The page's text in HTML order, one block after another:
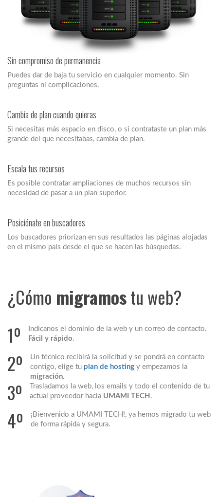
Sin compromiso de permanencia
Puedes dar de baja tu servicio en cualquier momento. Sin
preguntas ni complicaciones.
Cambia de plan cuando quieras
Si necesitas más espacio en disco, o si contrataste un plan más
grande del que necesitabas, cambia de plan.
Escala tus recursos
Es posible contratar ampliaciones de muchos recursos sin
necesidad de pasar a un plan superior.
Posiciónate en buscadores
Los buscadores priorizan en sus resultados las páginas alojadas
en el mismo país desde el que se hacen las búsquedas.
¿Cómo migramostu web?
1º
Indícanos el dominio de la web y un correo de contacto.
Fácil y rápido.
2º
Un técnico recibirá la solicitud y se pondrá en contacto
contigo, elige tu plan de hosting y empezamos la
migración.
3º
Trasladamos la web, los emails y todo el contenido de tu
actual proveedor hacia UMAMI TECH .
4º
¡Bienvenido a UMAMI TECH!, ya hemos migrado tu web
de forma rápida y segura.